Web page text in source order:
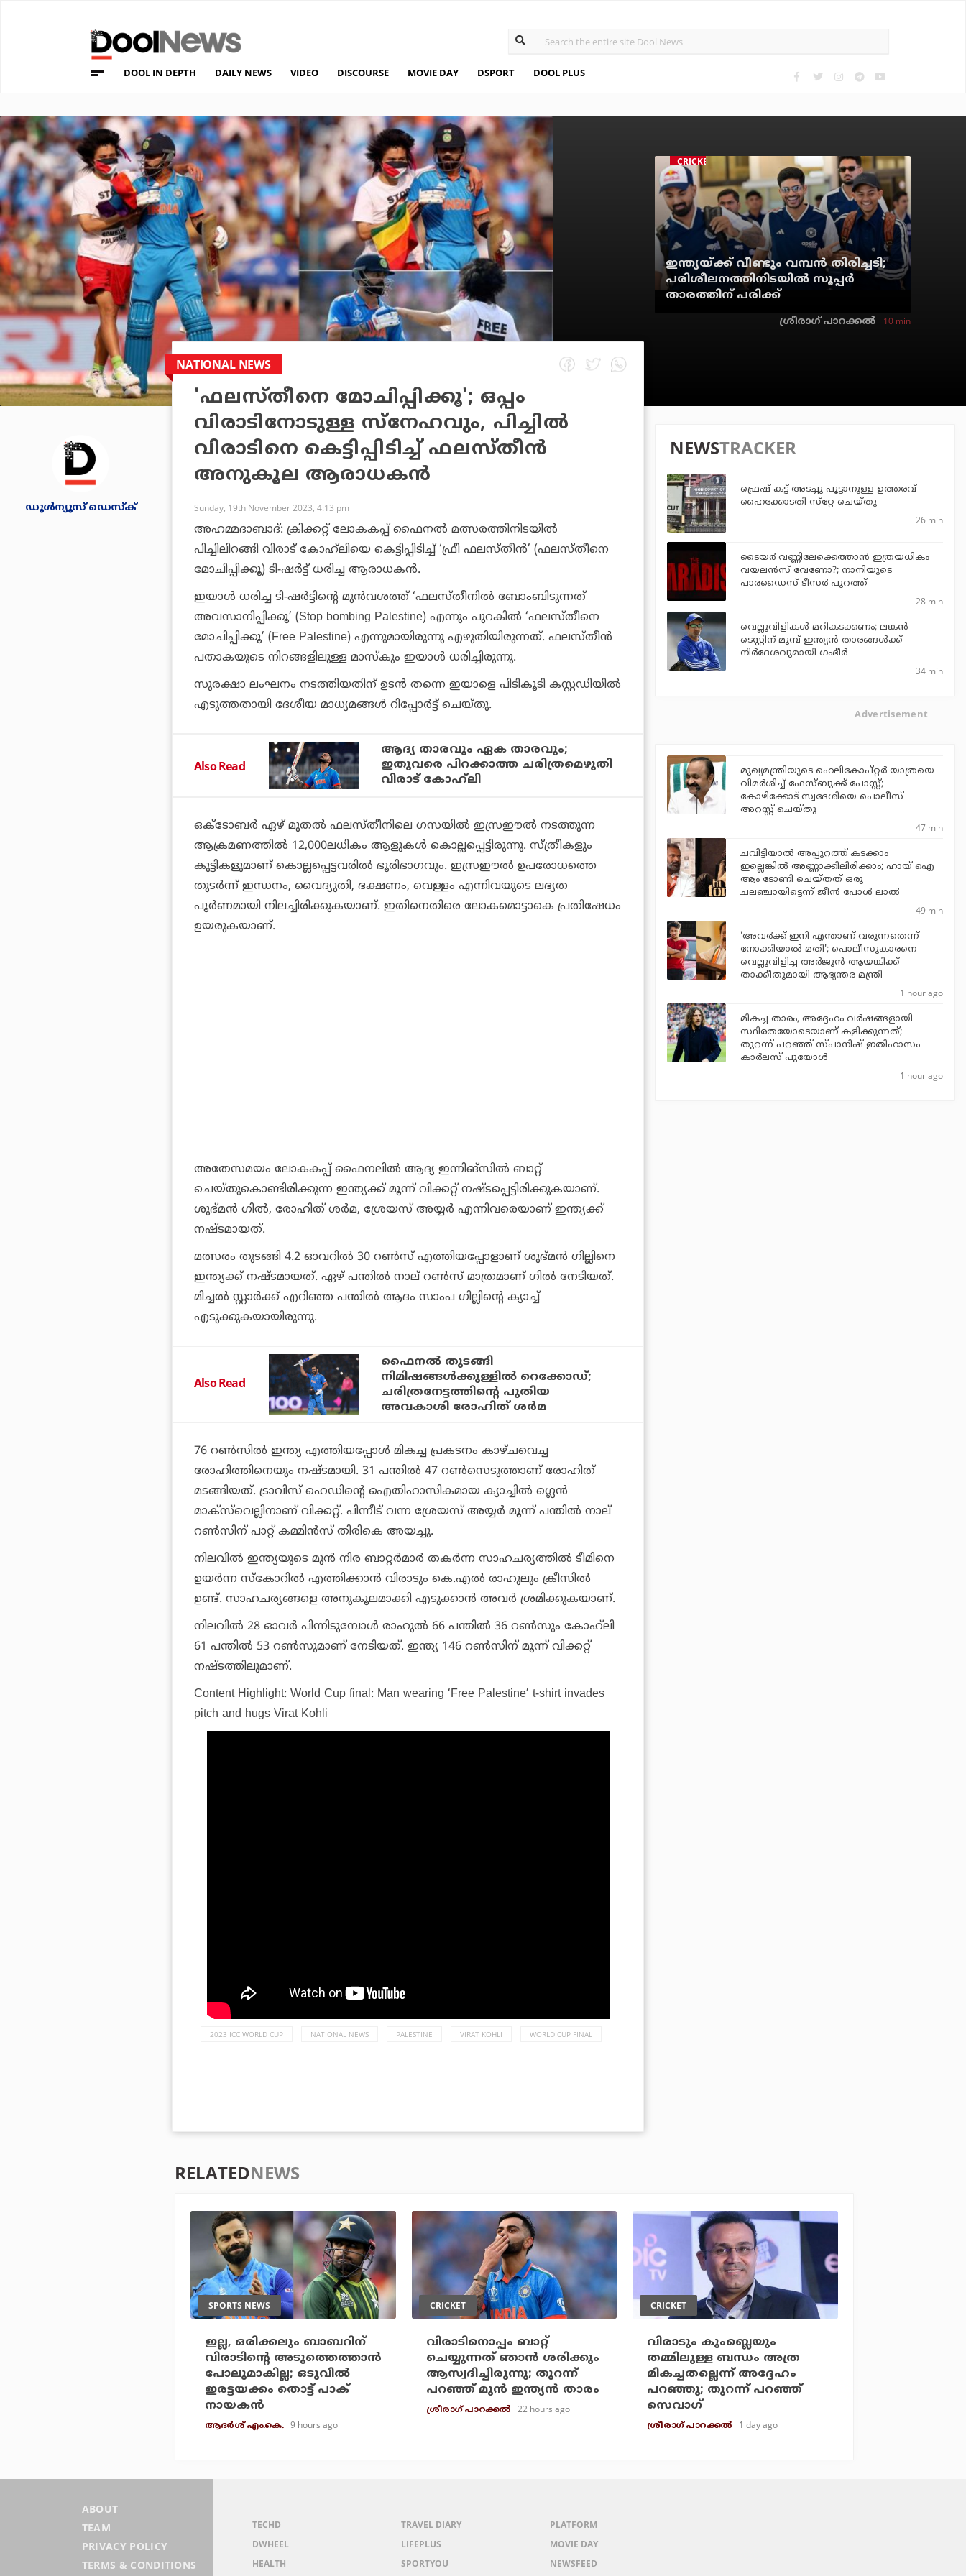
DOOL IN DEPTH DAILY NEWS VIDEO DISCOURSE MOVIE DAY DSPORT DOOL PLUS
CRICKET
ഇന്ത്യയ്ക്ക് വീണ്ടും വമ്പന്‍ തിരിച്ചടി;
പരിശീലനത്തിനിടയില്‍ സൂപ്പര്‍
താരത്തിന് പരിക്ക്
ശ്രീരാഗ് പാറക്കല്‍ 10 min
ഡൂള്‍ന്യൂസ് ഡെസ്‌ക്
NATIONAL NEWS
'ഫലസ്തീനെ മോചിപ്പിക്കൂ'; ഒപ്പം
വിരാടിനോടുള്ള സ്നേഹവും, പിച്ചിൽ
വിരാടിനെ കെട്ടിപ്പിടിച്ച് ഫലസ്തീൻ
അനുകൂല ആരാധകൻ
Sunday, 19th November 2023, 4:13 pm
അഹമ്മദാബാദ്: ക്രിക്കറ്റ് ലോകകപ്പ് ഫൈനൽ മത്സരത്തിനിടയിൽ
പിച്ചിലിറങ്ങി വിരാട് കോഹ്‌ലിയെ കെട്ടിപ്പിടിച്ച് ‘ഫ്രീ ഫലസ്തീൻ’ (ഫലസ്തീനെ
മോചിപ്പിക്കൂ) ടി-ഷർട്ട് ധരിച്ച ആരാധകൻ.
ഇയാൾ ധരിച്ച ടി-ഷർട്ടിന്റെ മുൻവശത്ത് ‘ഫലസ്തീനിൽ ബോംബിടുന്നത്
അവസാനിപ്പിക്കൂ’ (Stop bombing Palestine) എന്നും പുറകിൽ ‘ഫലസ്തീനെ
മോചിപ്പിക്കൂ’ (Free Palestine) എന്നുമായിരുന്നു എഴുതിയിരുന്നത്. ഫലസ്തീൻ
പതാകയുടെ നിറങ്ങളിലുള്ള മാസ്കും ഇയാൾ ധരിച്ചിരുന്നു.
സുരക്ഷാ ലംഘനം നടത്തിയതിന് ഉടൻ തന്നെ ഇയാളെ പിടികൂടി കസ്റ്റഡിയിൽ
എടുത്തതായി ദേശീയ മാധ്യമങ്ങൾ റിപ്പോർട്ട് ചെയ്തു.
Also Read
ആദ്യ താരവും ഏക താരവും;
ഇതുവരെ പിറക്കാത്ത ചരിത്രമെഴുതി
വിരാട് കോഹ്‌ലി
ഒക്ടോബർ ഏഴ് മുതൽ ഫലസ്തീനിലെ ഗസയിൽ ഇസ്രഈൽ നടത്തുന്ന
ആക്രമണത്തിൽ 12,000ലധികം ആളുകൾ കൊല്ലപ്പെട്ടിരുന്നു. സ്ത്രീകളും
കുട്ടികളുമാണ് കൊല്ലപ്പെട്ടവരിൽ ഭൂരിഭാഗവും. ഇസ്രഈൽ ഉപരോധത്തെ
തുടർന്ന് ഇന്ധനം, വൈദ്യുതി, ഭക്ഷണം, വെള്ളം എന്നിവയുടെ ലഭ്യത
പൂർണമായി നിലച്ചിരിക്കുകയാണ്. ഇതിനെതിരെ ലോകമൊട്ടാകെ പ്രതിഷേധം
ഉയരുകയാണ്.
അതേസമയം ലോകകപ്പ് ഫൈനലിൽ ആദ്യ ഇന്നിങ്സിൽ ബാറ്റ്
ചെയ്തുകൊണ്ടിരിക്കുന്ന ഇന്ത്യക്ക് മൂന്ന് വിക്കറ്റ് നഷ്ടപ്പെട്ടിരിക്കുകയാണ്.
ശുഭ്മൻ ഗിൽ, രോഹിത് ശർമ, ശ്രേയസ് അയ്യർ എന്നിവരെയാണ് ഇന്ത്യക്ക്
നഷ്ടമായത്.
മത്സരം തുടങ്ങി 4.2 ഓവറിൽ 30 റൺസ് എത്തിയപ്പോളാണ് ശുഭ്മൻ ഗില്ലിനെ
ഇന്ത്യക്ക് നഷ്ടമായത്. ഏഴ് പന്തിൽ നാല് റൺസ് മാത്രമാണ് ഗിൽ നേടിയത്.
മിച്ചൽ സ്റ്റാർക്ക് എറിഞ്ഞ പന്തിൽ ആദം സാംപ ഗില്ലിന്റെ ക്യാച്ച്
എടുക്കുകയായിരുന്നു.
Also Read
ഫൈനല്‍ തുടങ്ങി
നിമിഷങ്ങള്‍ക്കുള്ളില്‍ റെക്കോഡ്;
ചരിത്രനേട്ടത്തിന്റെ പുതിയ
അവകാശി രോഹിത് ശര്‍മ
76 റൺസിൽ ഇന്ത്യ എത്തിയപ്പോൾ മികച്ച പ്രകടനം കാഴ്ചവെച്ച
രോഹിത്തിനെയും നഷ്ടമായി. 31 പന്തിൽ 47 റൺസെടുത്താണ് രോഹിത്
മടങ്ങിയത്. ട്രാവിസ് ഹെഡിന്റെ ഐതിഹാസികമായ ക്യാച്ചിൽ ഗ്ലെൻ
മാക്‌സ്‌വെല്ലിനാണ് വിക്കറ്റ്. പിന്നീട് വന്ന ശ്രേയസ് അയ്യർ മൂന്ന് പന്തിൽ നാല്
റൺസിന് പാറ്റ് കമ്മിൻസ് തിരികെ അയച്ചു.
നിലവിൽ ഇന്ത്യയുടെ മുൻ നിര ബാറ്റർമാർ തകർന്ന സാഹചര്യത്തിൽ ടീമിനെ
ഉയർന്ന സ്‌കോറിൽ എത്തിക്കാൻ വിരാടും കെ.എൽ രാഹുലും ക്രീസിൽ
ഉണ്ട്. സാഹചര്യങ്ങളെ അനുകൂലമാക്കി എടുക്കാൻ അവർ ശ്രമിക്കുകയാണ്.
നിലവിൽ 28 ഓവർ പിന്നിടുമ്പോൾ രാഹുൽ 66 പന്തിൽ 36 റൺസും കോഹ്‌ലി
61 പന്തിൽ 53 റൺസുമാണ് നേടിയത്. ഇന്ത്യ 146 റൺസിന് മൂന്ന് വിക്കറ്റ്
നഷ്ടത്തിലുമാണ്.
Content Highlight: World Cup final: Man wearing ‘Free Palestine’ t-shirt invades
pitch and hugs Virat Kohli
2023 ICC WORLD CUP NATIONAL NEWS PALESTINE VIRAT KOHLI WORLD CUP FINAL
NEWSTRACKER
ഫ്രെഷ് കട്ട് അടച്ചു പൂട്ടാനുള്ള ഉത്തരവ്
ഹൈക്കോടതി സ്‌റ്റേ ചെയ്തു
26 min
ടൈയര്‍ വണ്ണിലേക്കെത്താന്‍ ഇത്രയധികം
വയലന്‍സ് വേണോ?; നാനിയുടെ
പാരഡൈസ് ടീസര്‍ പുറത്ത്
28 min
വെല്ലുവിളികള്‍ മറികടക്കണം; ലങ്കന്‍
ടെസ്റ്റിന് മുമ്പ് ഇന്ത്യന്‍ താരങ്ങള്‍ക്ക്
നിര്‍ദേശവുമായി ഗംഭീര്‍
34 min
Advertisement
മുഖ്യമന്ത്രിയുടെ ഹെലികോപ്റ്റര്‍ യാത്രയെ
വിമര്‍ശിച്ച് ഫേസ്ബുക്ക് പോസ്റ്റ്;
കോഴിക്കോട് സ്വദേശിയെ പൊലീസ്
അറസ്റ്റ് ചെയ്തു
47 min
ചവിട്ടിയാല്‍ അപ്പുറത്ത് കടക്കാം
ഇല്ലെങ്കില്‍ അണ്ണാക്കിലിരിക്കാം; ഹായ് ഐ
ആം ടോണി ചെയ്തത് ഒരു
ചലഞ്ചായിട്ടെന്ന് ജീന്‍ പോള്‍ ലാല്‍
49 min
'അവര്‍ക്ക് ഇനി എന്താണ് വരുന്നതെന്ന്
നോക്കിയാല്‍ മതി'; പൊലീസുകാരനെ
വെല്ലുവിളിച്ച അര്‍ജുന്‍ ആയങ്കിക്ക്
താക്കീതുമായി ആഭ്യന്തര മന്ത്രി
1 hour ago
മികച്ച താരം, അദ്ദേഹം വര്‍ഷങ്ങളായി
സ്ഥിരതയോടെയാണ് കളിക്കുന്നത്;
തുറന്ന് പറഞ്ഞ് സ്പാനിഷ് ഇതിഹാസം
കാര്‍ലസ് പുയോള്‍
1 hour ago
RELATEDNEWS
SPORTS NEWS
ഇല്ല, ഒരിക്കലും ബാബറിന്
വിരാടിന്റെ അടുത്തെത്താന്‍
പോലുമാകില്ല; ഒടുവില്‍
ഇരട്ടയക്കം തൊട്ട് പാക്
നായകന്‍
ആദർശ് എം.കെ. 9 hours ago
CRICKET
വിരാടിനൊപ്പം ബാറ്റ്
ചെയ്യുന്നത് ഞാന്‍ ശരിക്കും
ആസ്വദിച്ചിരുന്നു; തുറന്ന്
പറഞ്ഞ് മുന്‍ ഇന്ത്യന്‍ താരം
ശ്രീരാഗ് പാറക്കല്‍ 22 hours ago
CRICKET
വിരാടും കുംബ്ലെയും
തമ്മിലുള്ള ബന്ധം അത്ര
മികച്ചതല്ലെന്ന് അദ്ദേഹം
പറഞ്ഞു; തുറന്ന് പറഞ്ഞ്
സെവാഗ്
ശ്രീരാഗ് പാറക്കല്‍ 1 day ago
ABOUT
TEAM
PRIVACY POLICY
TERMS & CONDITIONS
TECHD
DWHEEL
HEALTH
TRAVEL DIARY
LIFEPLUS
SPORTYOU
PLATFORM
MOVIE DAY
NEWSFEED